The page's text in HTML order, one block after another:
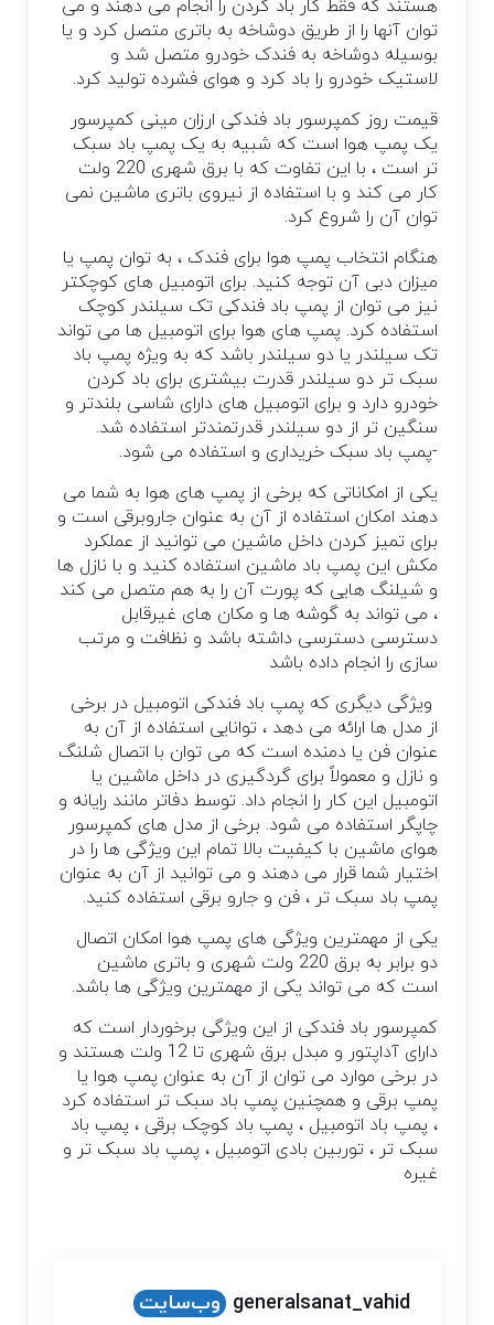
هستند که فقط کار باد کردن را انجام می دهند و می
توان آنها را از طریق دوشاخه به باتری متصل کرد و یا
بوسیله دوشاخه به فندک خودرو متصل شد و
لاستیک خودرو را باد کرد و هوای فشرده تولید کرد.
قیمت روز کمپرسور باد فندکی ارزان مینی کمپرسور
یک پمپ هوا است که شبیه به یک پمپ باد سبک
تر است ، با این تفاوت که با برق شهری 220 ولت
کار می کند و با استفاده از نیروی باتری ماشین نمی
توان آن را شروع کرد.
هنگام انتخاب پمپ هوا برای فندک ، به توان پمپ یا
میزان دبی آن توجه کنید. برای اتومبیل های کوچکتر
نیز می توان از پمپ باد فندکی تک سیلندر کوچک
استفاده کرد. پمپ های هوا برای اتومبیل ها می تواند
تک سیلندر یا دو سیلندر باشد که به ویژه پمپ باد
سبک تر دو سیلندر قدرت بیشتری برای باد کردن
خودرو دارد و برای اتومبیل های دارای شاسی بلندتر و
سنگین تر از دو سیلندر قدرتمندتر استفاده شد.
-پمپ باد سبک خریداری و استفاده می شود.
یکی از امکاناتی که برخی از پمپ های هوا به شما می
دهند امکان استفاده از آن به عنوان جاروبرقی است و
برای تمیز کردن داخل ماشین می توانید از عملکرد
مکش این پمپ باد ماشین استفاده کنید و با نازل ها
و شیلنگ هایی که پورت آن را به هم متصل می کند
، می تواند به گوشه ها و مکان های غیرقابل
دسترسی دسترسی داشته باشد و نظافت و مرتب
سازی را انجام داده باشد
ویژگی دیگری که پمپ باد فندکی اتومبیل در برخی
از مدل ها ارائه می دهد ، توانایی استفاده از آن به
عنوان فن یا دمنده است که می توان با اتصال شلنگ
و نازل و معمولاً برای گردگیری در داخل ماشین یا
اتومبیل این کار را انجام داد. توسط دفاتر مانند رایانه و
چاپگر استفاده می شود. برخی از مدل های کمپرسور
هوای ماشین با کیفیت بالا تمام این ویژگی ها را در
اختیار شما قرار می دهند و می توانید از آن به عنوان
پمپ باد سبک تر ، فن و جارو برقی استفاده کنید.
یکی از مهمترین ویژگی های پمپ هوا امکان اتصال
دو برابر به برق 220 ولت شهری و باتری ماشین
است که می تواند یکی از مهمترین ویژگی ها باشد.
کمپرسور باد فندکی از این ویژگی برخوردار است که
دارای آداپتور و مبدل برق شهری تا 12 ولت هستند و
در برخی موارد می توان از آن به عنوان پمپ هوا یا
پمپ برقی و همچنین پمپ باد سبک تر استفاده کرد
، پمپ باد اتومبیل ، پمپ باد کوچک برقی ، پمپ باد
سبک تر ، توربین بادی اتومبیل ، پمپ باد سبک تر و
غیره
generalsanat_vahid وب‌سایت